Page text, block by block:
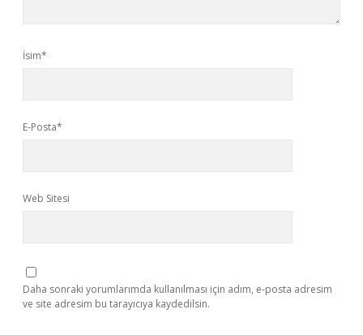
İsim*
E-Posta*
Web Sitesi
Daha sonraki yorumlarımda kullanılması için adım, e-posta adresim
ve site adresim bu tarayıcıya kaydedilsin.